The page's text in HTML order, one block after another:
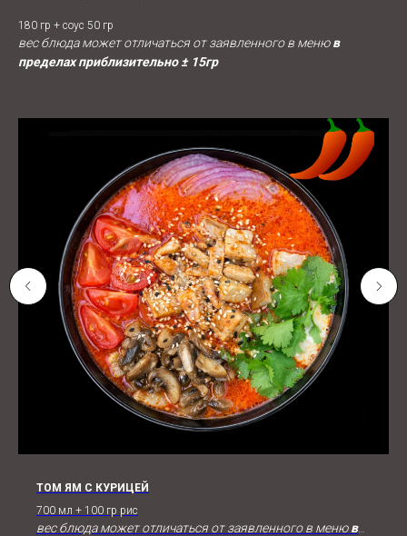
180 гр + соус 50 гр
вес блюда может отличаться от заявленного в менюв
пределах приблизительно ± 15гр
ТОМ ЯМ С КУРИЦЕЙ
700 мл + 100 гр рис
вес блюда может отличаться от заявленного в менюв